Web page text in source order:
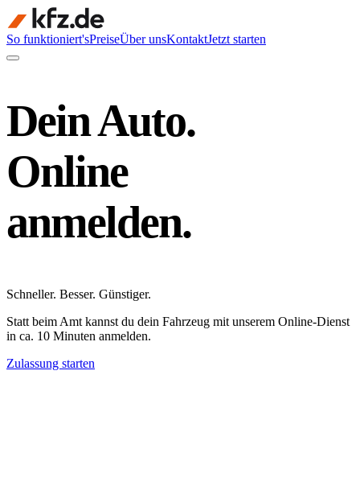
So funktioniert'sPreiseÜber unsKontaktJetzt starten
Dein Auto.
Online
anmelden.
Schneller. Besser. Günstiger.
Statt beim Amt kannst du dein Fahrzeug mit unserem Online-Dienst
in ca. 10 Minuten anmelden.
Zulassung starten